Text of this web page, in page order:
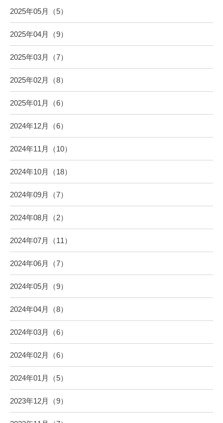
2025年05月（5）
2025年04月（9）
2025年03月（7）
2025年02月（8）
2025年01月（6）
2024年12月（6）
2024年11月（10）
2024年10月（18）
2024年09月（7）
2024年08月（2）
2024年07月（11）
2024年06月（7）
2024年05月（9）
2024年04月（8）
2024年03月（6）
2024年02月（6）
2024年01月（5）
2023年12月（9）